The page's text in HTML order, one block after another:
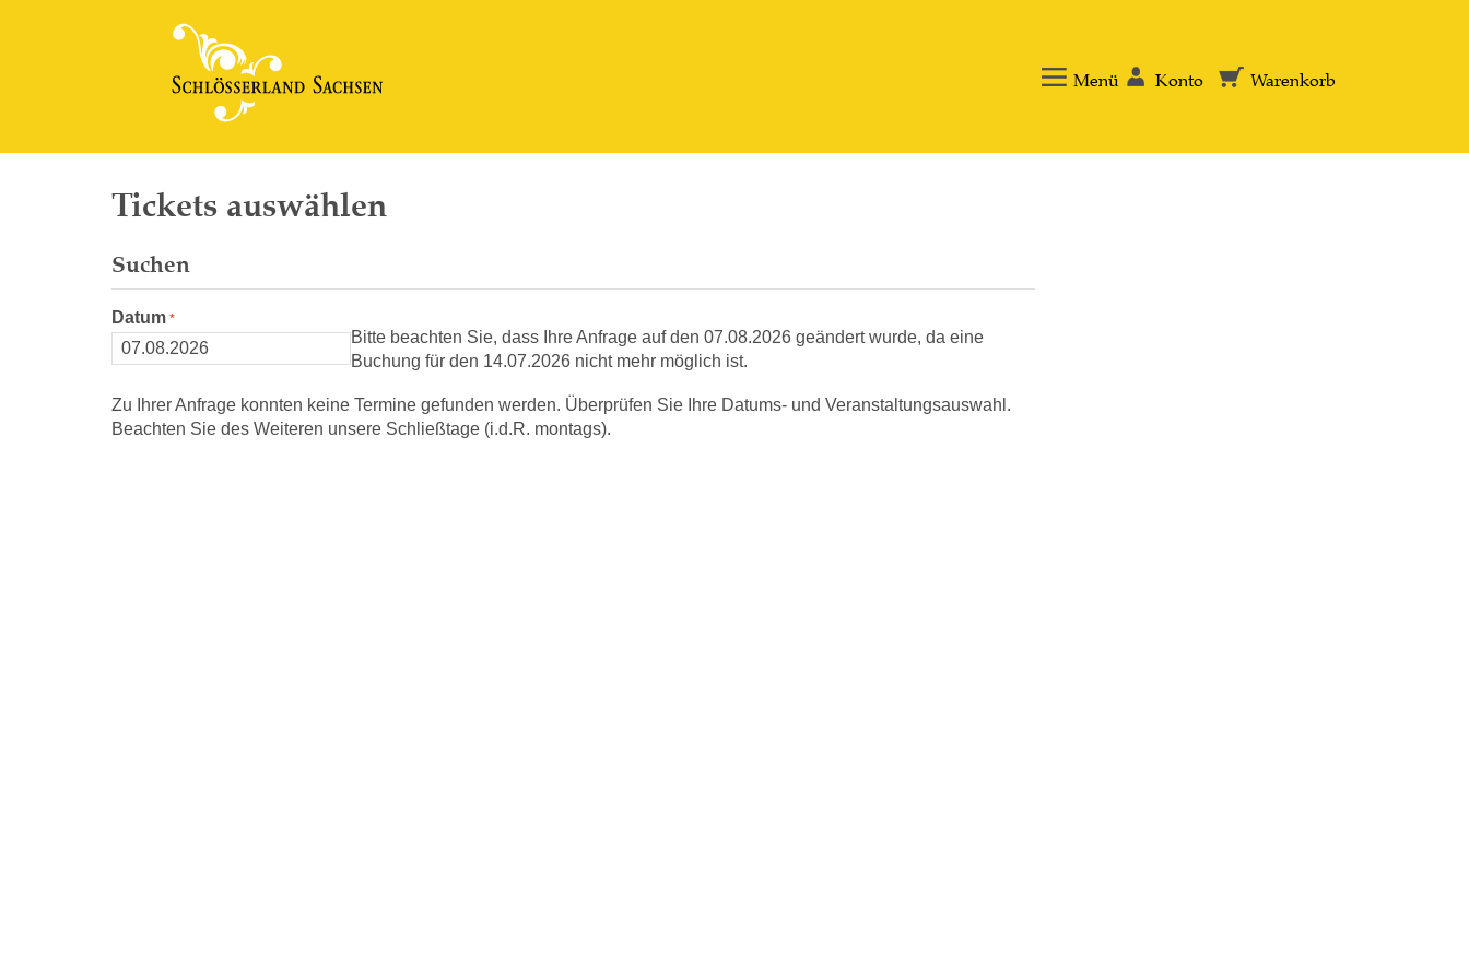
Menü Konto Warenkorb
Tickets auswählen
Suchen
Datum
Bitte beachten Sie, dass Ihre Anfrage auf den 07.08.2026 geändert wurde, da eine
Buchung für den 14.07.2026 nicht mehr möglich ist.
Zu Ihrer Anfrage konnten keine Termine gefunden werden. Überprüfen Sie Ihre Datums- und Veranstaltungsauswahl.
Beachten Sie des Weiteren unsere Schließtage (i.d.R. montags).